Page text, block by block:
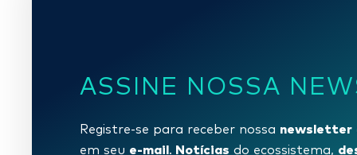
ASSINE NOSSA
Registre-se para receber nossa newsletter
em seu e-mail. Notícias do ecossistema,